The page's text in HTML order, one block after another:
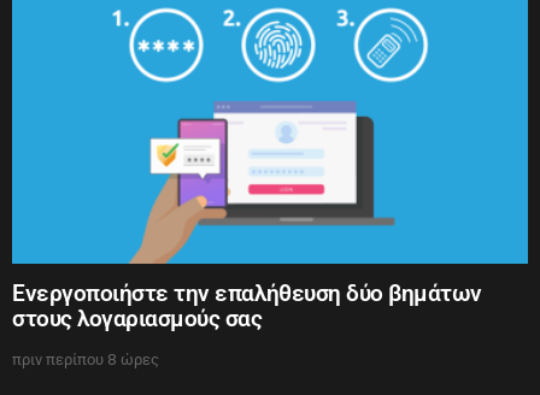
Ενεργοποιήστε την επαλήθευση δύο βημάτων
στους λογαριασμούς σας
πριν περίπου 8 ώρες